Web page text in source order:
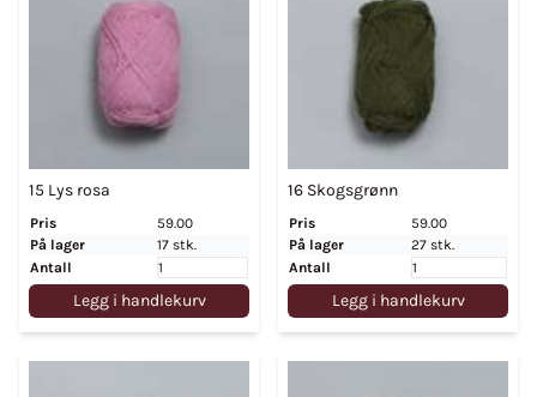
15 Lys rosa
Pris
59.00
På lager
17 stk.
Antall
Legg i handlekurv
16 Skogsgrønn
Pris
59.00
På lager
27 stk.
Antall
Legg i handlekurv